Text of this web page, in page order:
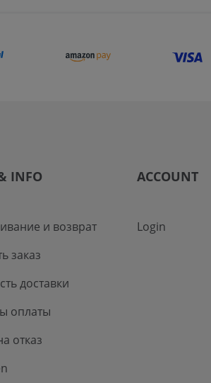
INFO
и возврат
заказ
доставки
оплаты
отказ
ACCOUNT
Login